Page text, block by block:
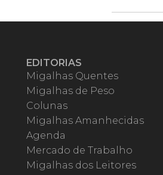
EDITORIAS
Migalhas Quentes
Migalhas de Peso
Colunas
Migalhas Amanhecidas
Agenda
Mercado de Trabalho
Migalhas dos Leitores